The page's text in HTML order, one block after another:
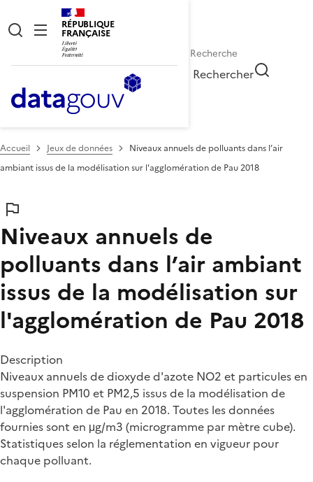
RÉPUBLIQUE
FRANÇAISE
Rechercher
Accueil Jeux de données
Niveaux annuels de polluants dans l’air
ambiant issus de la modélisation sur l'agglomération de Pau 2018
Niveaux annuels de
polluants dans l’air ambiant
issus de la modélisation sur
l'agglomération de Pau 2018
Description
Niveaux annuels de dioxyde d'azote NO2 et particules en
suspension PM10 et PM2,5 issus de la modélisation de
l'agglomération de Pau en 2018. Toutes les données
fournies sont en μg/m3 (microgramme par mètre cube).
Statistiques selon la réglementation en vigueur pour
chaque polluant.